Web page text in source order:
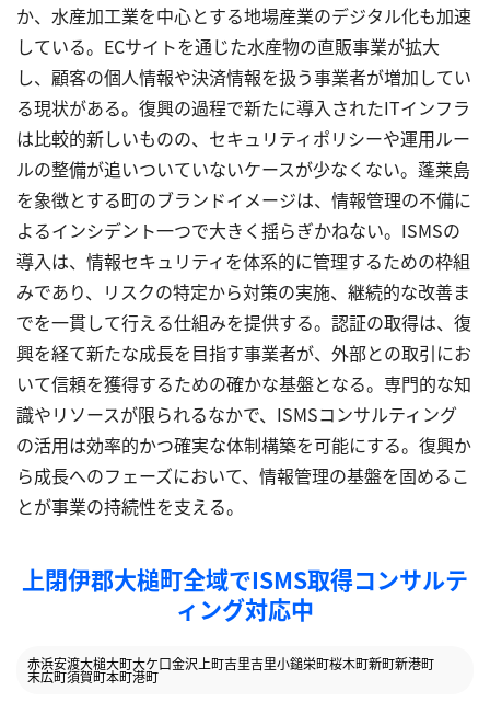
か、水産加工業を中心とする地場産業のデジタル化も加速
している。ECサイトを通じた水産物の直販事業が拡大
し、顧客の個人情報や決済情報を扱う事業者が増加してい
る現状がある。復興の過程で新たに導入されたITインフラ
は比較的新しいものの、セキュリティポリシーや運用ルー
ルの整備が追いついていないケースが少なくない。蓬莱島
を象徴とする町のブランドイメージは、情報管理の不備に
よるインシデント一つで大きく揺らぎかねない。ISMSの
導入は、情報セキュリティを体系的に管理するための枠組
みであり、リスクの特定から対策の実施、継続的な改善ま
でを一貫して行える仕組みを提供する。認証の取得は、復
興を経て新たな成長を目指す事業者が、外部との取引にお
いて信頼を獲得するための確かな基盤となる。専門的な知
識やリソースが限られるなかで、ISMSコンサルティング
の活用は効率的かつ確実な体制構築を可能にする。復興か
ら成長へのフェーズにおいて、情報管理の基盤を固めるこ
とが事業の持続性を支える。
上閉伊郡大槌町全域でISMS取得コンサルテ
ィング対応中
赤浜安渡大槌大町大ケ口金沢 上町吉里吉里小鎚栄町桜木町新町新港町
末広町須賀町本町港町